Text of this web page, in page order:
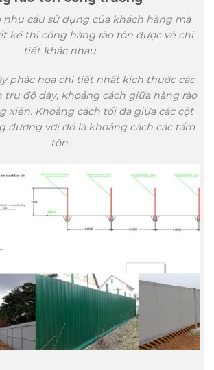
nhu cầu sử dụng của khách hàng mà
kế thi công hàng rào tôn được vẽ chi
tiết khác nhau.
phác họa chi tiết nhất kích thước các
độ dày, khoảng cách giữa hàng rào
xiên. Khoảng cách tối đa giữa các cột
đương với đó là khoảng cách các tấm
tôn.